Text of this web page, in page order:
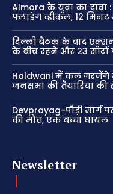
Almora के युवा का दावा
फ्लाइंग व्हीकल, 12 मिनट
दिल्ली बैठक के बाद
के बीच रहने और 23 सीटों
Haldwani में कल गरजेंगे
जनसभा की तैयारियां की
Devprayag-पौड़ी मार्ग
की मौत, एक बच्चा घायल
Newsletter